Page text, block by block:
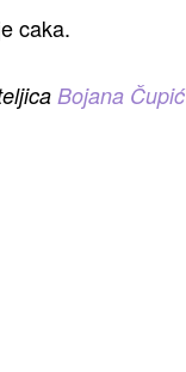
caka.
Bojana Čupić